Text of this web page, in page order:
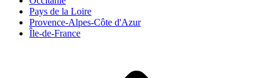
Pays de la Loire
Provence-Alpes-Côte d'Azur
Île-de-France